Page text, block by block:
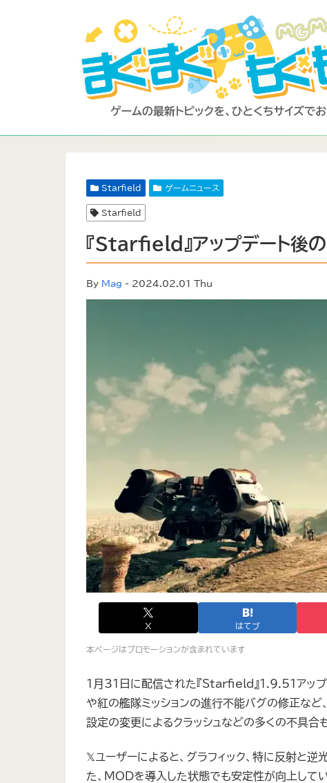
Starfield ゲームニュース
Starfield
『Starfield』アップデート後
By Mag - 2024.02.01 Thu
X はてブ
本ページはプロモーションが含まれています
1月31日に配信された『Starfield』1.9.51アップ
や紅の艦隊ミッションの進行不能バグの修正な
設定の変更によるクラッシュなどの多くの不具合
𝕏ユーザーによると、グラフィック、特に反射と逆
た、MODを導入した状態でも安定性が向上してい